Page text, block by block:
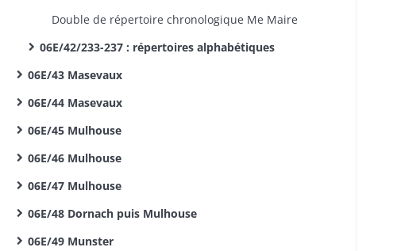
Double de répertoire chronologique Me Maire
06E/42/233-237 : répertoires alphabétiques
06E/43 Masevaux
06E/44 Masevaux
06E/45 Mulhouse
06E/46 Mulhouse
06E/47 Mulhouse
06E/48 Dornach puis Mulhouse
06E/49 Munster